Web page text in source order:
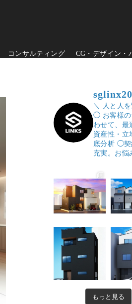
コンサルティング CG・デザイン・
＼ 人と人
◯ お客様の
わせて、最
資産性・立
底分析 ◯契
充実。お悩
もっと見る